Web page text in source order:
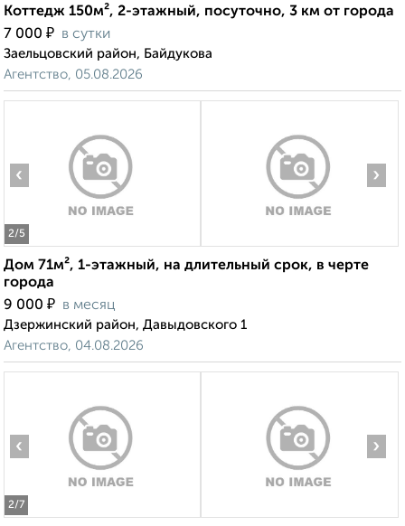
Коттедж 150м², 2-этажный, посуточно, 3 км от города
7 000 ₽ в сутки
Заельцовский район, Байдукова
Агентство, 05.08.2026
2/5
‹ ›
Дом 71м², 1-этажный, на длительный срок, в черте
города
9 000 ₽ в месяц
Дзержинский район, Давыдовского 1
Агентство, 04.08.2026
2/7
‹ ›